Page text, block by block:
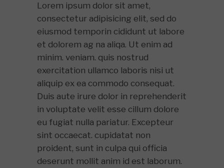
Lorem ipsum dolor sit amet,
consectetur adipisicing elit, sed do
eiusmod temporin cididunt ut labore
et dolorem ag na aliqa. Ut enim ad
minim. veniam. quis nostrud
exercitation ullamco laboris nisi ut
aliquip ex ea commodo consequat.
Duis aute irure dolor in reprehenderit
in voluptate velit esse cillum dolore
eu fugiat nulla pariatur. Excepteur
sint occaecat. cupidatat non
proident, sunt in culpa qui officia
deserunt mollit anim id est laborum.